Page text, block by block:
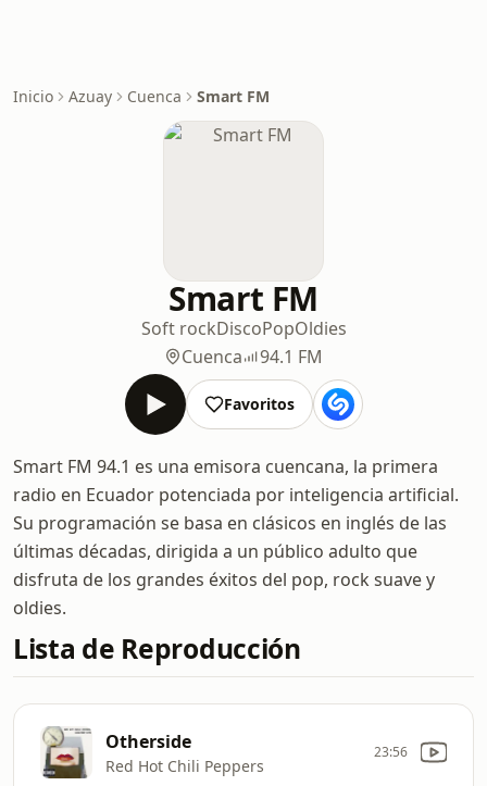
Inicio Azuay Cuenca Smart FM
Smart FM
Soft rockDiscoPopOldies
Cuenca
94.1 FM
Favoritos
Smart FM 94.1 es una emisora cuencana, la primera
radio en Ecuador potenciada por inteligencia artificial.
Su programación se basa en clásicos en inglés de las
últimas décadas, dirigida a un público adulto que
disfruta de los grandes éxitos del pop, rock suave y
oldies.
Lista de Reproducción
Otherside
Red Hot Chili Peppers
23:56